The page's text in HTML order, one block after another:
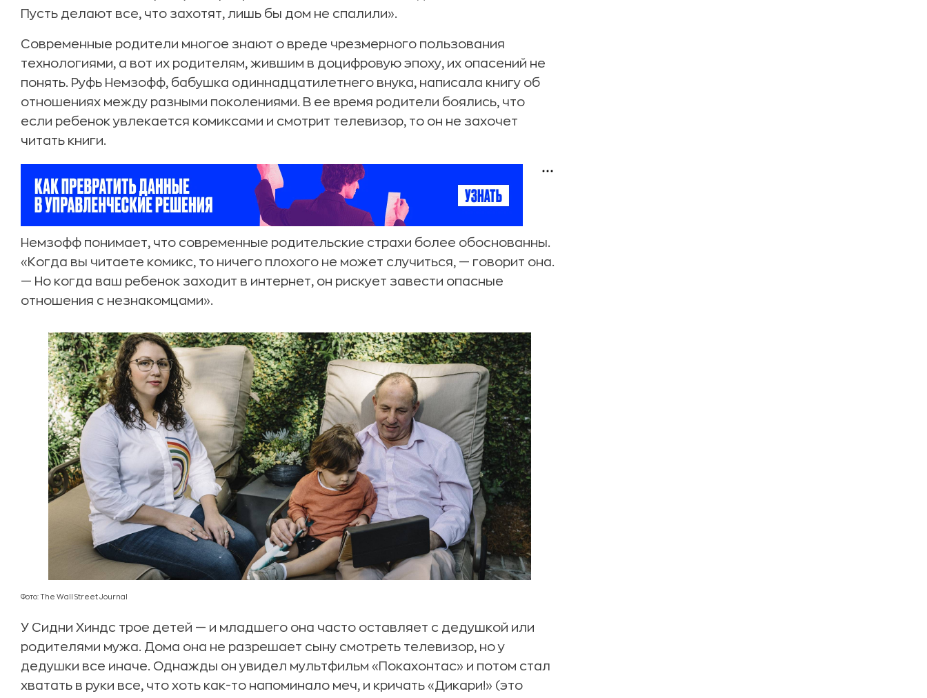
Пусть делают все, что захотят, лишь бы дом не спалили».
Современные родители многое знают о вреде чрезмерного пользования
технологиями, а вот их родителям, жившим в доцифровую эпоху, их опасений не
понять. Руфь Немзофф, бабушка одиннадцатилетнего внука, написала книгу об
отношениях между разными поколениями. В ее время родители боялись, что
если ребенок увлекается комиксами и смотрит телевизор, то он не захочет
читать книги.
Немзофф понимает, что современные родительские страхи более обоснованны.
«Когда вы читаете комикс, то ничего плохого не может случиться, — говорит она.
— Но когда ваш ребенок заходит в интернет, он рискует завести опасные
отношения с незнакомцами».
Фото: The Wall Street Journal
У Сидни Хиндс трое детей — и младшего она часто оставляет с дедушкой или
родителями мужа. Дома она не разрешает сыну смотреть телевизор, но у
дедушки все иначе. Однажды он увидел мультфильм «Покахонтас» и потом стал
хватать в руки все, что хоть как-то напоминало меч, и кричать «Дикари!» (это